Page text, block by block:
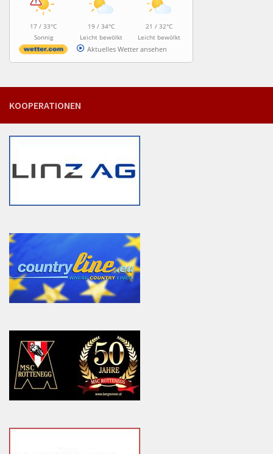
17 / 33°C
Sonnig
19 / 34°C
Leicht bewölkt
21 / 32°C
Leicht bewölkt
Aktuelles Wetter ansehen
KOOPERATIONEN